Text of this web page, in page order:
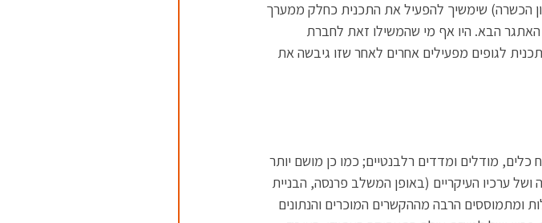
הכשרה) שימשיך להפעיל את התכנית כחלק ממערך
הבא. היו אף מי שהמשילו זאת לחברת
לגופים מפעילים אחרים לאחר שזו גיבשה את
גם על פיתוח כלים, מודלים ומדדים רלבנטיים; כמו כן מושם יותר
ערכיו העיקריים (באופן המשלב פרנסה, הבניית
ומתמוססים הרבה מההקשרים המוכרים והנתונים